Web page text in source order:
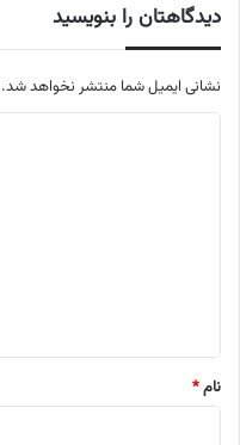
دیدگاهتان را بنویسید
نشانی ایمیل شما منتشر نخواهد شد.
نام*